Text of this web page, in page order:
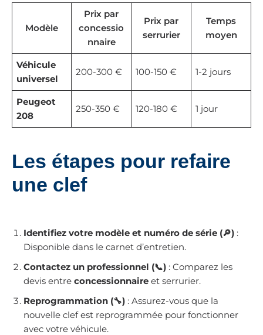
Modèle
Prix par
concessio
nnaire
Prix par
serrurier
Temps
moyen
Véhicule
universel
200-300 € 100-150 € 1-2 jours
Peugeot
208
250-350 € 120-180 € 1 jour
Les étapes pour refaire
une clef
Identifiez votre modèle et numéro de série (🔎) :
Disponible dans le carnet d’entretien.
Contactez un professionnel (📞) : Comparez les
devis entre concessionnaire et serrurier.
Reprogrammation (🔧) : Assurez-vous que la
nouvelle clef est reprogrammée pour fonctionner
avec votre véhicule.